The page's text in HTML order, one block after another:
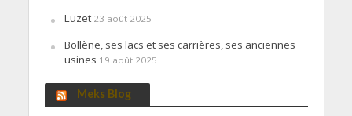
Luzet 23 août 2025
Bollène, ses lacs et ses carrières, ses anciennes
usines 19 août 2025
Meks Blog